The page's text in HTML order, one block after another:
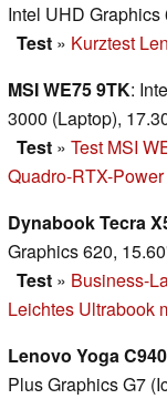
Intel UHD Graphics
Test » Kurztest
MSI WE75 9TK:
3000 (Laptop),
Test » Test MSI
Quadro-RTX-Power
Dynabook Tecra
Graphics 620,
Test » Business-
Leichtes Ultrabook
Lenovo Yoga
Plus Graphics G7